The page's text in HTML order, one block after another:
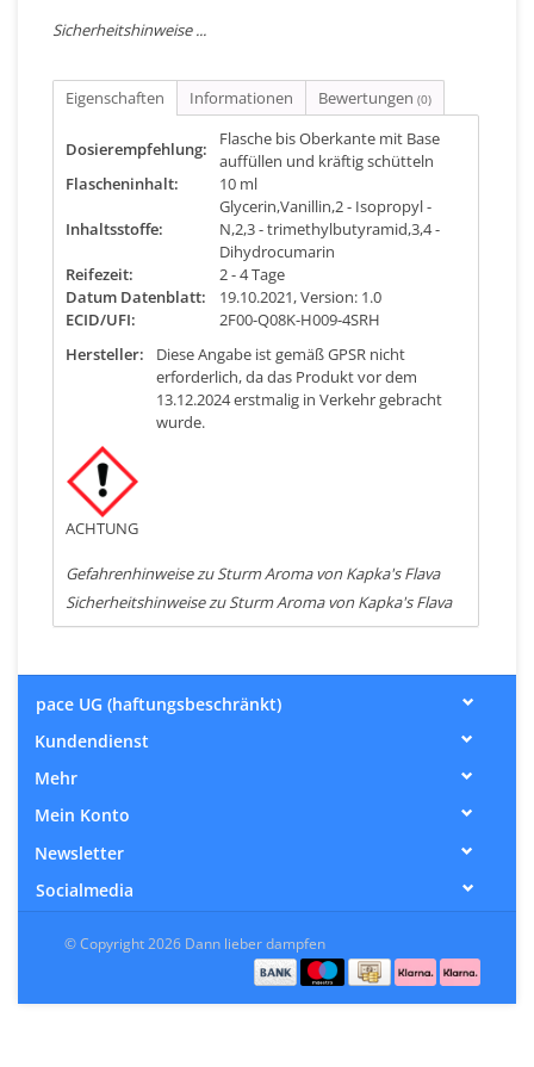
Sicherheitshinweise ...
Eigenschaften Informationen Bewertungen (0)
Dosierempfehlung:
Flasche bis Oberkante mit Base
auffüllen und kräftig schütteln
Flascheninhalt:
10 ml
Inhaltsstoffe:
Glycerin,Vanillin,2 - Isopropyl -
N,2,3 - trimethylbutyramid,3,4 -
Dihydrocumarin
Reifezeit:
2 - 4 Tage
Datum Datenblatt:
19.10.2021, Version: 1.0
ECID/UFI:
2F00-Q08K-H009-4SRH
Hersteller:
Diese Angabe ist gemäß GPSR nicht
erforderlich, da das Produkt vor dem
13.12.2024 erstmalig in Verkehr gebracht
wurde.
ACHTUNG
Gefahrenhinweise zu Sturm Aroma von Kapka's Flava
Sicherheitshinweise zu Sturm Aroma von Kapka's Flava
pace UG (haftungsbeschränkt)
Kundendienst
Mehr
Mein Konto
Newsletter
Socialmedia
© Copyright 2026 Dann lieber dampfen